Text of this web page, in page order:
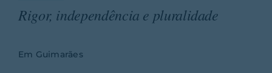
Rigor, independência e pluralidade
Em Guimarães